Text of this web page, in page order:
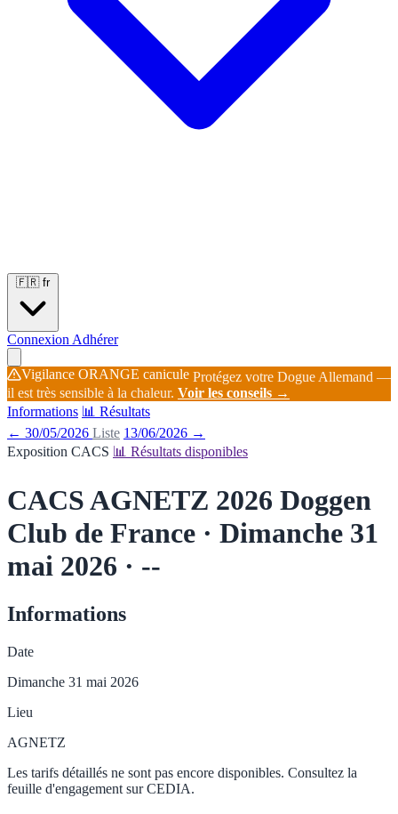
🇫🇷 fr
Connexion Adhérer
Vigilance ORANGE canicule Protégez votre Dogue Allemand —
il est très sensible à la chaleur. Voir les conseils →
Informations 📊 Résultats
← 30/05/2026 Liste 13/06/2026 →
Exposition CACS 📊 Résultats disponibles
CACS AGNETZ 2026 Doggen
Club de France · Dimanche 31
mai 2026 · --
Informations
Date
Dimanche 31 mai 2026
Lieu
AGNETZ
Les tarifs détaillés ne sont pas encore disponibles. Consultez la
feuille d'engagement sur CEDIA.